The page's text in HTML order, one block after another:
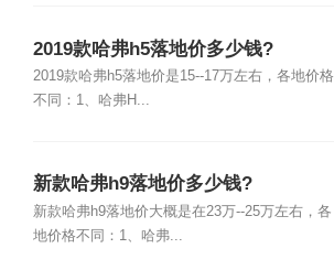
2019款哈弗h5落地价多少钱?
2019款哈弗h5落地价是15--17万左右，各地价格
不同：1、哈弗H...
新款哈弗h9落地价多少钱?
新款哈弗h9落地价大概是在23万--25万左右，各
地价格不同：1、哈弗...